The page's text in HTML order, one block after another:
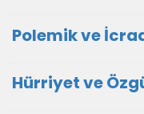
Polemik ve
Hürriyet ve